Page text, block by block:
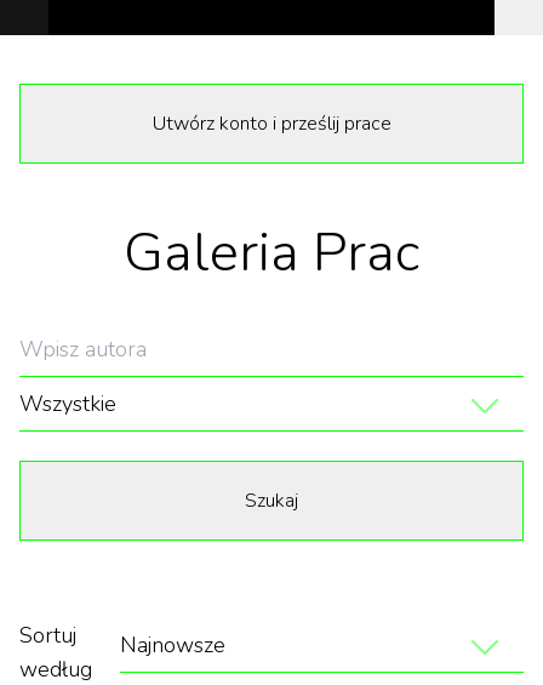
Utwórz konto i prześlij prace
Galeria Prac
Wszystkie
Szukaj
Sortuj
według
Najnowsze